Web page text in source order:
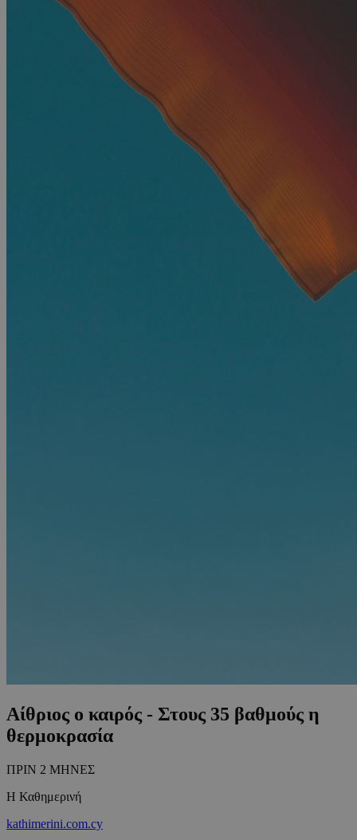
Αίθριος ο καιρός - Στους 35 βαθμούς η
θερμοκρασία
ΠΡΙΝ 2 ΜΗΝΕΣ
Η Καθημερινή
kathimerini.com.cy